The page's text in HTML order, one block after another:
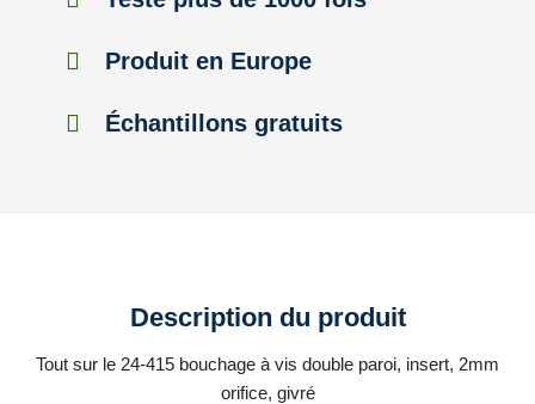
Produit en Europe
Échantillons gratuits
Description du produit
Tout sur le 24-415 bouchage à vis double paroi, insert, 2mm
orifice, givré